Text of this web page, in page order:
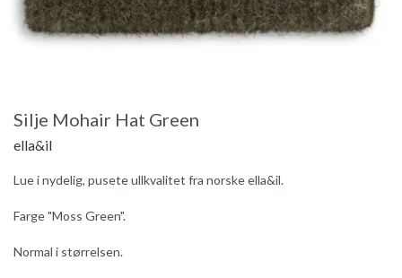
Silje Mohair Hat Green
ella&il
Lue i nydelig, pusete ullkvalitet fra norske ella&il.
Farge "Moss Green".
Normal i størrelsen.